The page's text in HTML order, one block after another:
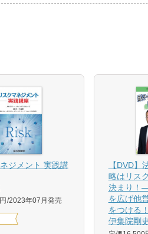
ジメント 実践講
2023年07月発売
【DVD】
略はリス
決まり！
を広げ他
をつける
伊集院剛史